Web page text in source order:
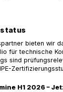
bieten wir
für technische
sind
H1 2026 –